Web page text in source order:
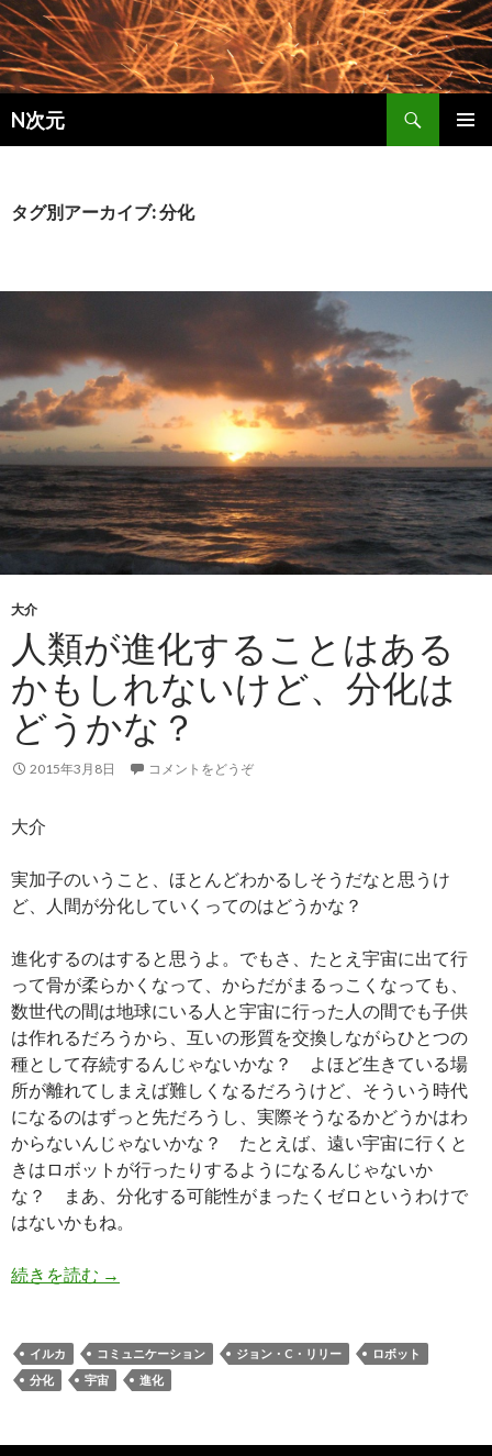
N次元
検索
タグ別アーカイブ: 分化
大介
人類が進化することはある
かもしれないけど、分化は
どうかな？
2015年3月8日 コメントをどうぞ
大介
実加子のいうこと、ほとんどわかるしそうだなと思うけ
ど、人間が分化していくってのはどうかな？
進化するのはすると思うよ。でもさ、たとえ宇宙に出て行
って骨が柔らかくなって、からだがまるっこくなっても、
数世代の間は地球にいる人と宇宙に行った人の間でも子供
は作れるだろうから、互いの形質を交換しながらひとつの
種として存続するんじゃないかな？ よほど生きている場
所が離れてしまえば難しくなるだろうけど、そういう時代
になるのはずっと先だろうし、実際そうなるかどうかはわ
からないんじゃないかな？ たとえば、遠い宇宙に行くと
きはロボットが行ったりするようになるんじゃないか
な？ まあ、分化する可能性がまったくゼロというわけで
はないかもね。
続きを読む 人類が進化することはあるかもしれないけど、
→
イルカ コミュニケーション ジョン・C・リリー
ロボット
分化
宇宙 進化